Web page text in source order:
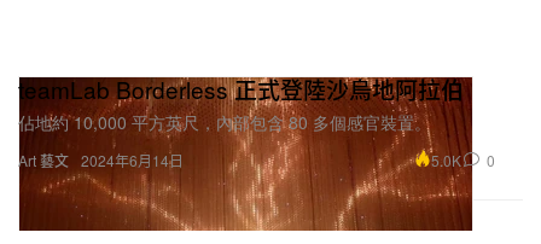
Art 藝文
teamLab Borderless 正式登陸沙烏地阿拉伯
佔地約 10,000 平方英尺，內部包含 80 多個感官裝置。
2024年6月14日 5.0K 0